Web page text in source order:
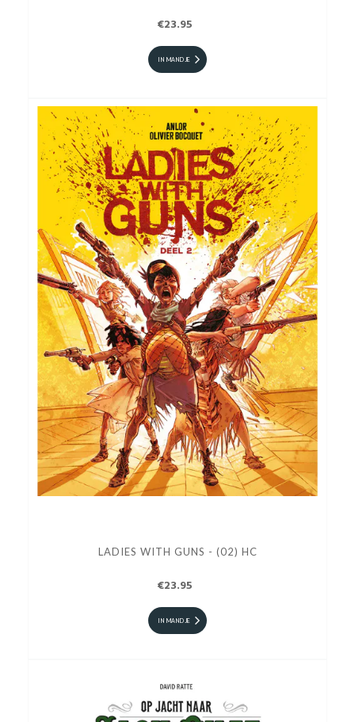
€23.95
IN MANDJE
LADIES WITH GUNS - (02) HC
€23.95
IN MANDJE